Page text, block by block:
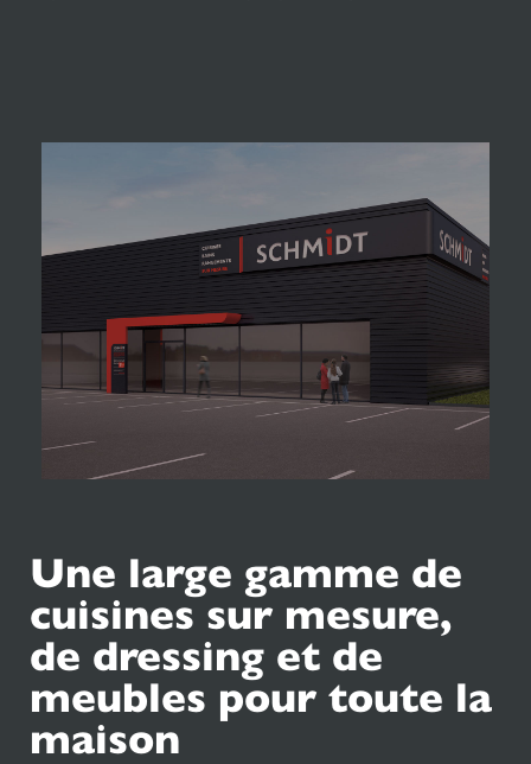
Une large gamme de
cuisines sur mesure,
de dressing et de
meubles pour toute la
maison